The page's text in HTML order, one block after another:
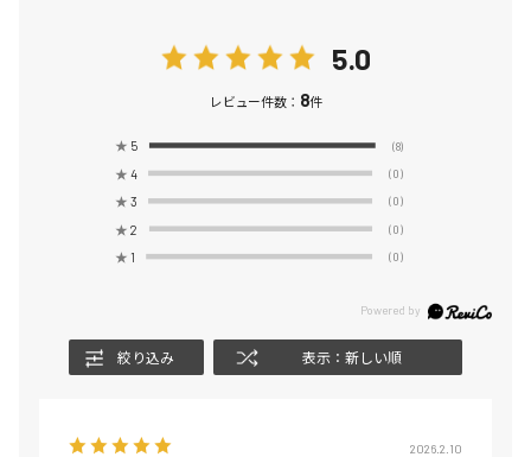
5.0
レビュー件数： 8件
★ 5 (8)
★ 4 (0)
★ 3 (0)
★ 2 (0)
★ 1 (0)
絞り込み 表示：新しい順
2026.2.10